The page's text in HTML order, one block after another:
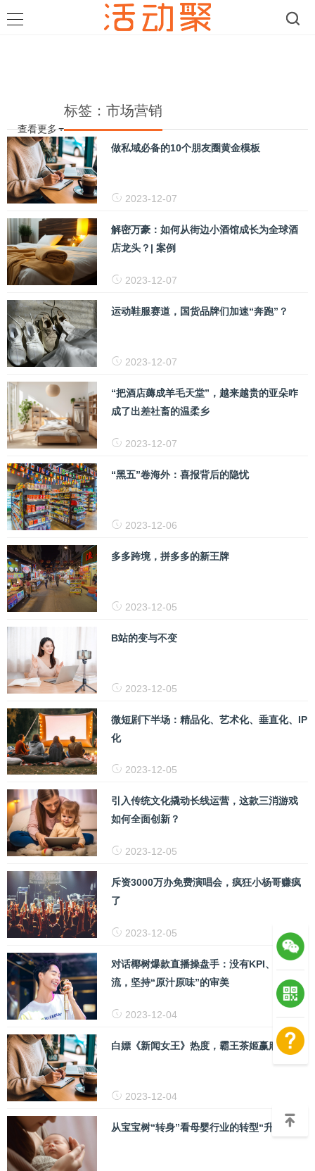
查看更多
标签：市场营销
做私域必备的10个朋友圈黄金模板
2023-12-07
解密万豪：如何从街边小酒馆成长为全球酒
店龙头？| 案例
2023-12-07
运动鞋服赛道，国货品牌们加速“奔跑”？
2023-12-07
“把酒店薅成羊毛天堂”，越来越贵的亚朵咋
成了出差社畜的温柔乡
2023-12-07
“黑五”卷海外：喜报背后的隐忧
2023-12-06
多多跨境，拼多多的新王牌
2023-12-05
B站的变与不变
2023-12-05
微短剧下半场：精品化、艺术化、垂直化、IP
化
2023-12-05
引入传统文化撬动长线运营，这款三消游戏
如何全面创新？
2023-12-05
斥资3000万办免费演唱会，疯狂小杨哥赚疯
了
2023-12-05
对话椰树爆款直播操盘手：没有KPI、不投
流，坚持“原汁原味”的审美
2023-12-04
白嫖《新闻女王》热度，霸王茶姬赢麻了！
2023-12-04
从宝宝树“转身”看母婴行业的转型“升级”